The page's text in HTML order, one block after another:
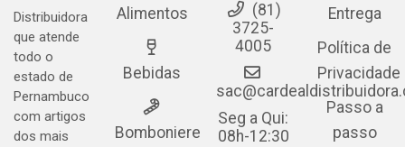
Distribuidora
que atende
todo o
estado de
Pernambuco
com artigos
dos mais
Alimentos
Bebidas
Bomboniere
(81)
3725-
4005
Seg a Qui:
08h-12:30
Entrega
Política de
Privacidade
Passo a
passo